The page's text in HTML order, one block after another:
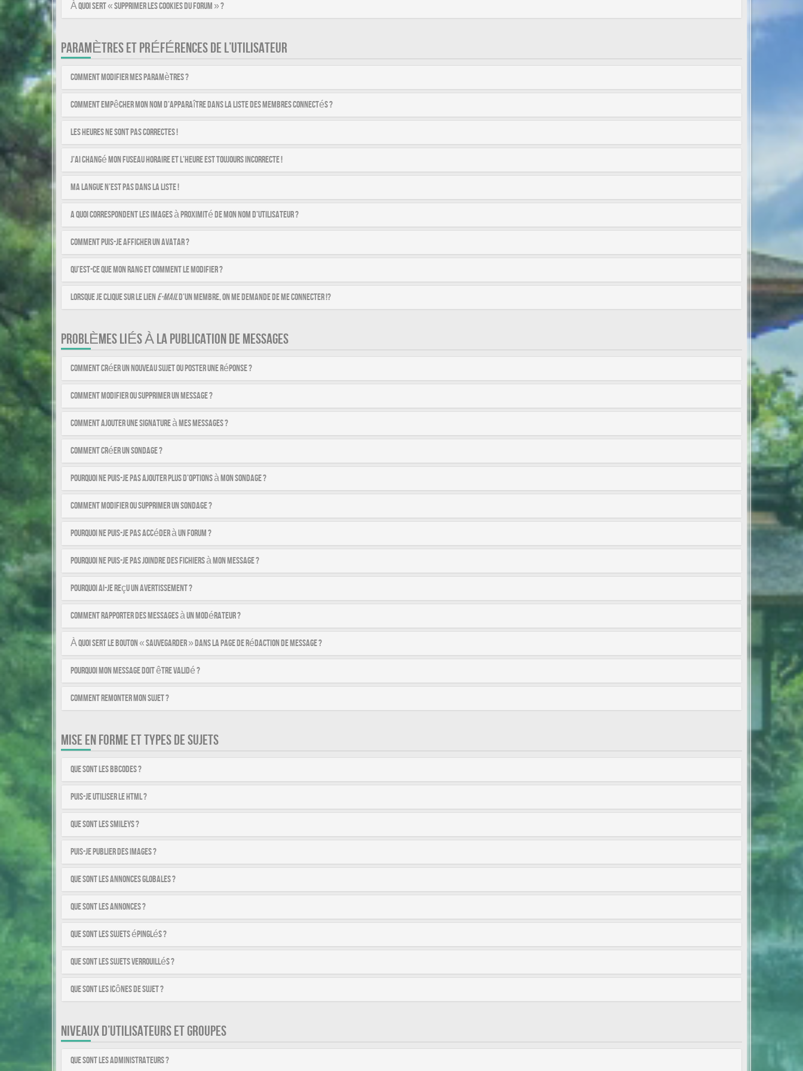
À quoi sert « Supprimer les cookies du forum » ?
PARAMÈTRES ET PRÉFÉRENCES DE L’UTILISATEUR
Comment modifier mes paramètres ?
Comment empêcher mon nom d’apparaître dans la liste des membres connectés ?
Les heures ne sont pas correctes !
J’ai changé mon fuseau horaire et l’heure est toujours incorrecte !
Ma langue n’est pas dans la liste !
A quoi correspondent les images à proximité de mon nom d’utilisateur ?
Comment puis-je afficher un avatar ?
Qu’est-ce que mon rang et comment le modifier ?
Lorsque je clique sur le liene-maild’un membre, on me demande de me connecter !?
PROBLÈMES LIÉS À LA PUBLICATION DE MESSAGES
Comment créer un nouveau sujet ou poster une réponse ?
Comment modifier ou supprimer un message ?
Comment ajouter une signature à mes messages ?
Comment créer un sondage ?
Pourquoi ne puis-je pas ajouter plus d’options à mon sondage ?
Comment modifier ou supprimer un sondage ?
Pourquoi ne puis-je pas accéder à un forum ?
Pourquoi ne puis-je pas joindre des fichiers à mon message ?
Pourquoi ai-je reçu un avertissement ?
Comment rapporter des messages à un modérateur ?
À quoi sert le bouton « Sauvegarder » dans la page de rédaction de message ?
Pourquoi mon message doit être validé ?
Comment remonter mon sujet ?
MISE EN FORME ET TYPES DE SUJETS
Que sont les BBCodes ?
Puis-je utiliser le HTML ?
Que sont les smileys ?
Puis-je publier des images ?
Que sont les annonces globales ?
Que sont les annonces ?
Que sont les sujets épinglés ?
Que sont les sujets verrouillés ?
Que sont les icônes de sujet ?
NIVEAUX D’UTILISATEURS ET GROUPES
Que sont les administrateurs ?